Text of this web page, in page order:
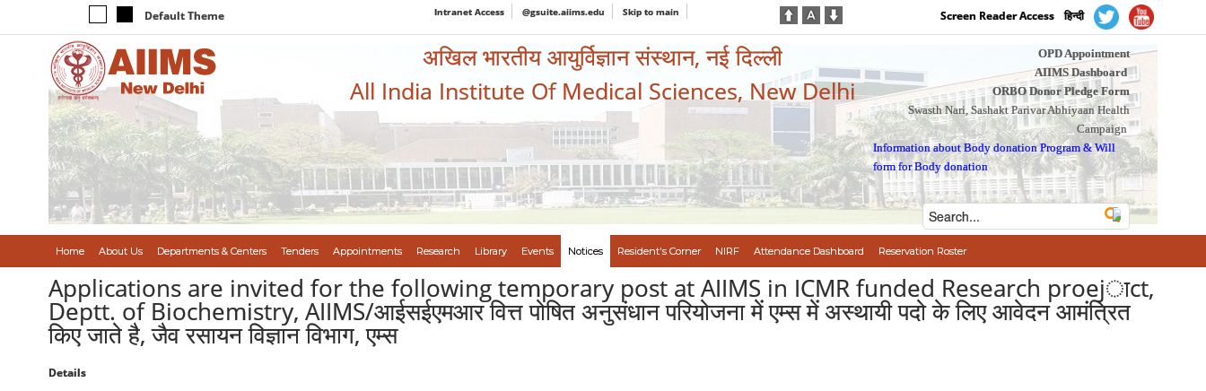
Default Theme Intranet Access @gsuite.aiims.edu Skip to main Screen Reader Access हिन्दी
अखिल भारतीय आयुर्विज्ञान संस्थान, नई दिल्ली
All India Institute Of Medical Sciences, New Delhi
OPD Appointment
AIIMS Dashboard
ORBO Donor Pledge Form
Swasth Nari, Sashakt Parivar Abhiyaan Health
Campaign
Information about Body donation Program &Will
form for Body donation
Home About Us Departments & Centers Tenders Appointments Research Library Events Notices Resident's Corner NIRF Attendance Dashboard Reservation Roster
Applications are invited for the following temporary post at AIIMS in ICMR funded Research proejाct,
Deptt. of Biochemistry, AIIMS/आईसईएमआर वित्त पोषित अनुसंधान परियोजना में एम्स में अस्थायी पदो के लिए आवेदन आमंत्रित
किए जाते है, जैव रसायन विज्ञान विभाग, एम्स
Details